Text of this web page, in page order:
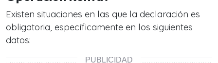
Existen situaciones en las que la declaración es
obligatoria, específicamente en los siguientes
datos: